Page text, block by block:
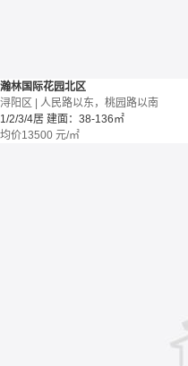
瀚林国际花园北区
浔阳区 | 人民路以东，桃园路以南
1/2/3/4居 建面：38-136㎡
均价13500 元/㎡